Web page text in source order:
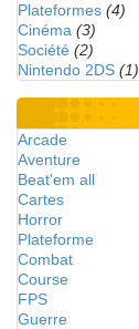
Plateformes (4)
Cinéma (3)
Société (2)
Nintendo 2DS (1)
Arcade
Aventure
Beat'em all
Cartes
Horror
Plateforme
Combat
Course
FPS
Guerre